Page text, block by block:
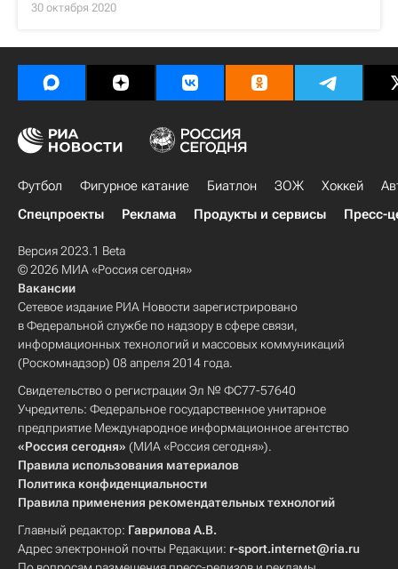
30 октября 2020
Футбол Фигурное катание Биатлон ЗОЖ Хоккей
Спецпроекты
Реклама Продукты и сервисы Пресс-
Версия 2023.1 Beta
© 2026 МИА «Россия сегодня»
Вакансии
Сетевое издание РИА Новости зарегистрировано
в Федеральной службе по надзору в сфере связи,
информационных технологий и массовых коммуникаций
(Роскомнадзор) 08 апреля 2014 года.
Свидетельство о регистрации Эл № ФС77-57640
Учредитель: Федеральное государственное унитарное
предприятие Международное информационное агентство
«Россия сегодня» (МИА «Россия сегодня»).
Правила использования материалов
Политика конфиденциальности
Правила применения рекомендательных технологий
Главный редактор: Гаврилова А.В.
Адрес электронной почты Редакции: r-sport.internet@ria.ru